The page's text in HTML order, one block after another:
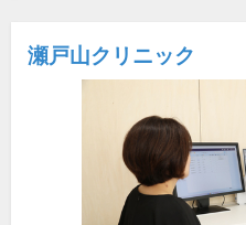
瀬戸山クリニック